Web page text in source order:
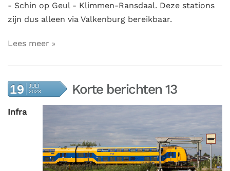
- Schin op Geul - Klimmen-Ransdaal. Deze stations
zijn dus alleen via Valkenburg bereikbaar.
Lees meer
19
JULI
2023
Korte berichten 13
Infra